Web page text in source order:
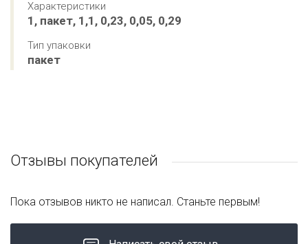
Характеристики
1, пакет, 1,1, 0,23, 0,05, 0,29
Тип упаковки
пакет
Отзывы покупателей
Пока отзывов никто не написал. Станьте первым!